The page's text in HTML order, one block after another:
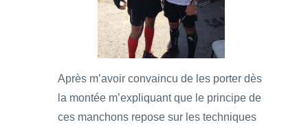
Après m’avoir convaincu de les porter dès
la montée m’expliquant que le principe de
ces manchons repose sur les techniques